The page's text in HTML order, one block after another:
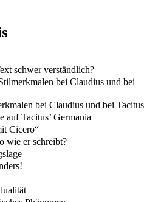
schwer verständlich?
bei Claudius und bei
bei Claudius und bei Tacitus
auf Tacitus’ Germania
Cicero“
wie er schreibt?